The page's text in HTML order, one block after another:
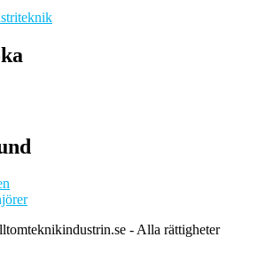
- Alla rättigheter